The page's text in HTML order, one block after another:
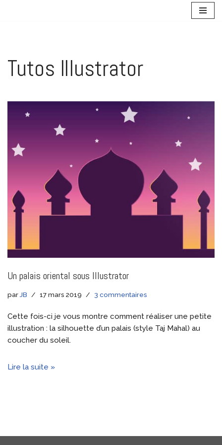
Tutos Illustrator
Un palais oriental sous Illustrator
parJB 17 mars 2019 3 commentaires
Cette fois-ci je vous montre comment réaliser une petite
illustration : la silhouette d’un palais (style Taj Mahal) au
coucher du soleil.
Lire la suite »